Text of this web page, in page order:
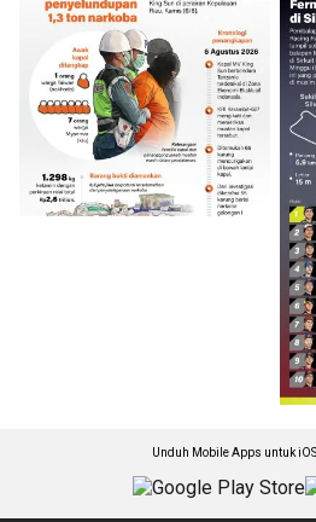
Unduh Mobile Apps untuk